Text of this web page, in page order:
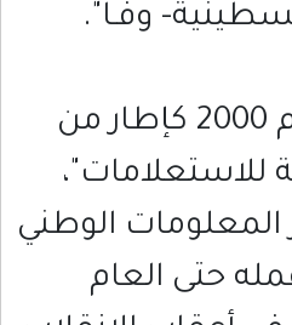
وفـا".
تأسس المركز عام 2000 كإطار من
للاستعلامات"،
المعلومات الوطني
حتى العام